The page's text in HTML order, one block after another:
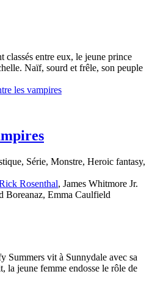
classés entre eux, le jeune prince
Naïf, sourd et frêle, son peuple
Série, Monstre, Heroic fantasy,
Rosenthal, James Whitmore Jr.
Boreanaz, Emma Caulfield
Summers vit à Sunnydale avec sa
la jeune femme endosse le rôle de